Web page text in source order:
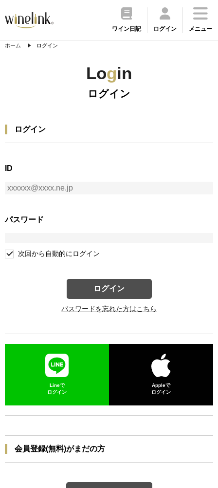
ワイン日記 ログイン メニュー
ホーム ログイン
Login
ログイン
ログイン
ID
パスワード
次回から自動的にログイン
ログイン
パスワードを忘れた方はこちら
Lineで
ログイン
Appleで
ログイン
会員登録(無料)がまだの方